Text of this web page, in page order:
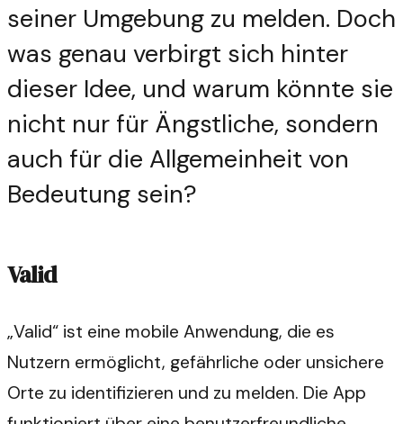
seiner Umgebung zu melden. Doch
was genau verbirgt sich hinter
dieser Idee, und warum könnte sie
nicht nur für Ängstliche, sondern
auch für die Allgemeinheit von
Bedeutung sein?
Valid
„Valid“ ist eine mobile Anwendung, die es
Nutzern ermöglicht, gefährliche oder unsichere
Orte zu identifizieren und zu melden. Die App